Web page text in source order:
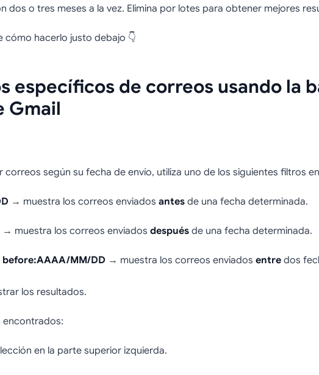
dos o tres meses a la vez. Elimina por lotes para obtener mejores
cómo hacerlo justo debajo 👇
específicos de correos usando la
Gmail
correos según su fecha de envío, utiliza uno de los siguientes filtros
→ muestra los correos enviados antesde una fecha determinada.
→ muestra los correos enviados despuésde una fecha determinada.
MM/DD → muestra los correos enviados entredos
los resultados.
encontrados:
en la parte superior izquierda.